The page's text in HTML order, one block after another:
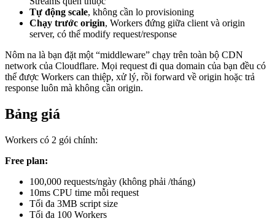
Tự động scale, không cần lo provisioning
Chạy trước origin, Workers đứng giữa client và origin
server, có thể modify request/response
Nôm na là bạn đặt một “middleware” chạy trên toàn bộ CDN
network của Cloudflare. Mọi request đi qua domain của bạn đều có
thể được Workers can thiệp, xử lý, rồi forward về origin hoặc trả
response luôn mà không cần origin.
Bảng giá
Workers có 2 gói chính:
Free plan:
100,000 requests/ngày (không phải /tháng)
10ms CPU time mỗi request
Tối đa 3MB script size
Tối đa 100 Workers